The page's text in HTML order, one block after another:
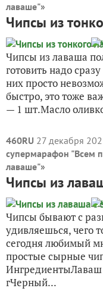
лаваше"»
Чипсы из
Чипсы из лаваша
готовить надо
них просто
быстро, это тоже
— 1 шт.Масло
460RU 27 декабря
супермарафон "Всем
лаваше"»
Чипсы из
Чипсы бывают с
удивляешься, чего
сегодня любимый
простые сырные
гЧерный...